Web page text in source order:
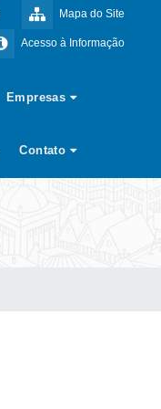
Mapa do Site
Acesso à Informação
Empresas
Contato